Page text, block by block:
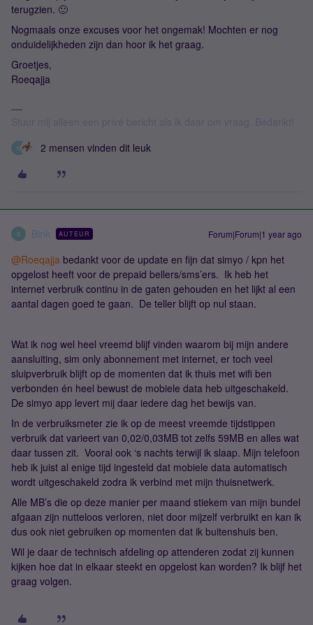
terugzien. 🙂
Nogmaals onze excuses voor het ongemak! Mochten er nog
onduidelijkheden zijn dan hoor ik het graag.
Groetjes,
Roeqajja
B 2 mensen vinden dit leuk
B Bink AUTEUR Forum|Forum|1 year ago
@Roeqajja bedankt voor de update en fijn dat simyo / kpn het
opgelost heeft voor de prepaid bellers/sms’ers. Ik heb het
internet verbruik continu in de gaten gehouden en het lijkt al een
aantal dagen goed te gaan. De teller blijft op nul staan.
Wat ik nog wel heel vreemd blijf vinden waarom bij mijn andere
aansluiting, sim only abonnement met internet, er toch veel
sluipverbruik blijft op de momenten dat ik thuis met wifi ben
verbonden én heel bewust de mobiele data heb uitgeschakeld.
De simyo app levert mij daar iedere dag het bewijs van.
In de verbruiksmeter zie ik op de meest vreemde tijdstippen
verbruik dat varieert van 0,02/0,03MB tot zelfs 59MB en alles wat
daar tussen zit. Vooral ook ‘s nachts terwijl ik slaap. Mijn telefoon
heb ik juist al enige tijd ingesteld dat mobiele data automatisch
wordt uitgeschakeld zodra ik verbind met mijn thuisnetwerk.
Alle MB’s die op deze manier per maand stiekem van mijn bundel
afgaan zijn nutteloos verloren, niet door mijzelf verbruikt en kan ik
dus ook niet gebruiken op momenten dat ik buitenshuis ben.
Wil je daar de technisch afdeling op attenderen zodat zij kunnen
kijken hoe dat in elkaar steekt en opgelost kan worden? Ik blijf het
graag volgen.